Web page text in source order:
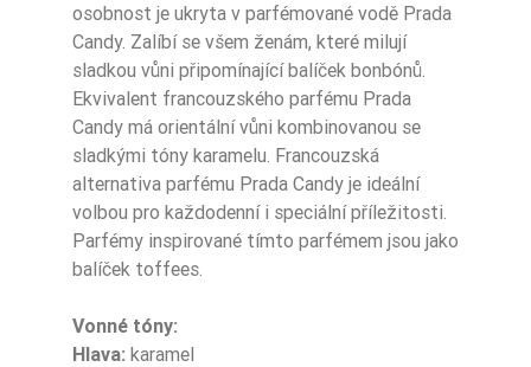
osobnost je ukryta v parfémované vodě Prada
Candy. Zalíbí se všem ženám, které milují
sladkou vůni připomínající balíček bonbónů.
Ekvivalent francouzského parfému Prada
Candy má orientální vůni kombinovanou se
sladkými tóny karamelu. Francouzská
alternativa parfému Prada Candy je ideální
volbou pro každodenní i speciální příležitosti.
Parfémy inspirované tímto parfémem jsou jako
balíček toffees.
Vonné tóny:
Hlava: karamel
Typ Zapachu Sportowe
Typ Zapachu Orientalne
Pora Roku Zima
Pora Roku Jesień
Sugerowane Uży
Nuty Głowy